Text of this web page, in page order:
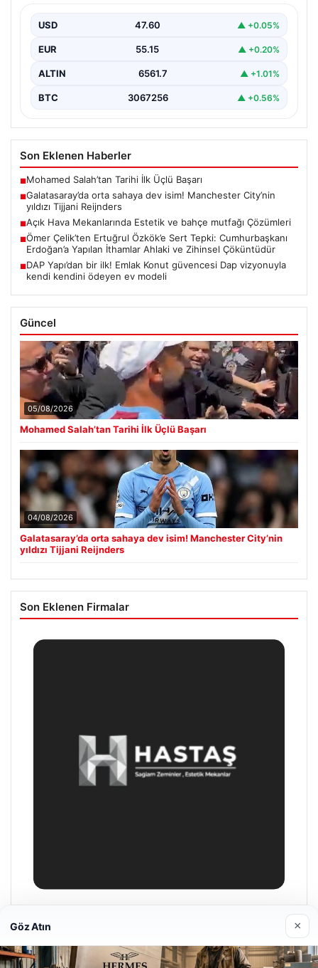
USD 47.60 ▲ +0.05%
EUR 55.15 ▲ +0.20%
ALTIN 6561.7 ▲ +1.01%
BTC 3067256 ▲ +0.56%
Son Eklenen Haberler
■Mohamed Salah’tan Tarihi İlk Üçlü Başarı
■Galatasaray’da orta sahaya dev isim! Manchester City’nin
yıldızı Tijjani Reijnders
■Açık Hava Mekanlarında Estetik ve bahçe mutfağı Çözümleri
■Ömer Çelik’ten Ertuğrul Özkök’e Sert Tepki: Cumhurbaşkanı
Erdoğan’a Yapılan İthamlar Ahlaki ve Zihinsel Çöküntüdür
■DAP Yapı’dan bir ilk! Emlak Konut güvencesi Dap vizyonuyla
kendi kendini ödeyen ev modeli
Güncel
05/08/2026
Mohamed Salah’tan Tarihi İlk Üçlü Başarı
04/08/2026
Galatasaray’da orta sahaya dev isim! Manchester City’nin
yıldızı Tijjani Reijnders
Son Eklenen Firmalar
Hastaş Beton
Göz Atın ×